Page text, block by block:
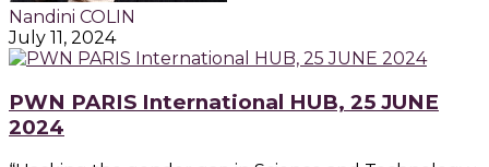
Nandini COLIN
July 11, 2024
PWN PARIS International HUB, 25 JUNE
2024